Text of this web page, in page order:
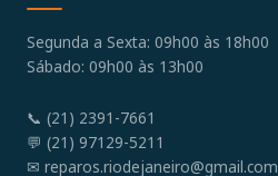
Segunda a Sexta: 09h00 às 18h00
Sábado: 09h00 às 13h00
📞 (21) 2391-7661
💬 (21) 97129-5211
✉ reparos.riodejaneiro@gmail.com